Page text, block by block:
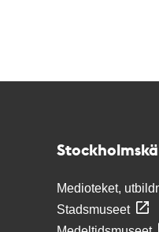
Medioteket,
Stadsmuseet